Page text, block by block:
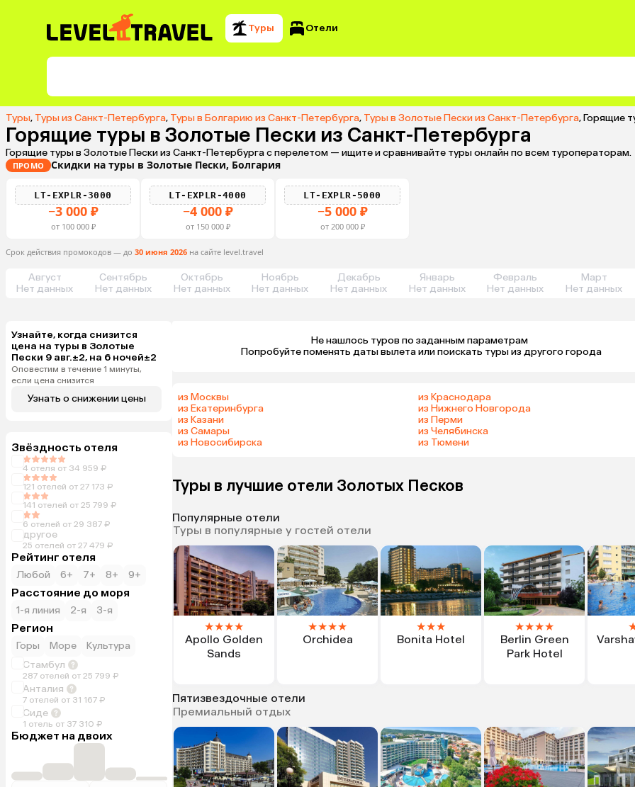
Туры Отели
Туры, Туры из Санкт-Петербурга, Туры в Болгарию из Санкт-Петербурга, Туры в Золотые Пески из Санкт-Петербурга,Горящие
Горящие туры в Золотые Пески из Санкт-Петербурга
Горящие туры в Золотые Пески из Санкт-Петербурга с перелетом — ищите и сравнивайте туры онлайн по всем туроператорам.
ПРОМО Скидки на туры в Золотые Пески, Болгария
LT-EXPLR-3000
−3 000 ₽
от 100 000 ₽
LT-EXPLR-4000
−4 000 ₽
от 150 000 ₽
LT-EXPLR-5000
−5 000 ₽
от 200 000 ₽
Срок действия промокодов — до 30 июня 2026 на сайте level.travel
Август
Нет данных
Сентябрь
Нет данных
Октябрь
Нет данных
Ноябрь
Нет данных
Декабрь
Нет данных
Январь
Нет данных
Февраль
Нет данных
Март
Нет данных
Узнайте, когда снизится
цена на туры в Золотые
Пески 9 авг.±2, на 6 ночей±2
Оповестим в течение 1 минуты,
если цена снизится
Узнать о снижении цены
Звёздность отеля
4 отеля от 34 959 ₽
121 отелей от 27 173 ₽
141 отелей от 25 799 ₽
6 отелей от 29 387 ₽
другое
25 отелей от 27 479 ₽
Рейтинг отеля
Любой 6+ 7+ 8+ 9+
Расстояние до моря
1-я линия 2-я 3-я
Регион
Горы Море
Культура
Стамбул
287 отелей от 25 799 ₽
Анталия
7 отелей от 31 167 ₽
Сиде
1 отель от 37 310 ₽
Бюджет на двоих
Не нашлось туров по заданным параметрам
Попробуйте поменять даты вылета или поискать туры из другого города
из Москвы
из Екатеринбурга
из Казани
из Самары
из Новосибирска
из Краснодара
из Нижнего Новгорода
из Перми
из Челябинска
из Тюмени
Туры в лучшие отели Золотых Песков
Популярные отели
Туры в популярные у гостей отели
★★★★
Apollo Golden
Sands
★★★★
Orchidea
★★★
Bonita Hotel
★★★★
Berlin Green
Park Hotel
Пятизвездочные отели
Премиальный отдых